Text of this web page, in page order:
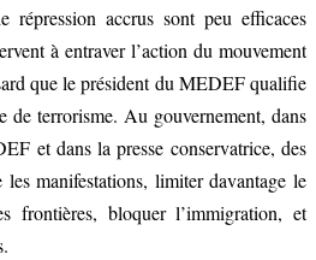
répression accrus sont peu efficaces
à entraver l’action du mouvement
que le président du MEDEF qualifie
de terrorisme. Au gouvernement, dans
et dans la presse conservatrice, des
manifestations, limiter davantage le
frontières, bloquer l’immigration, et